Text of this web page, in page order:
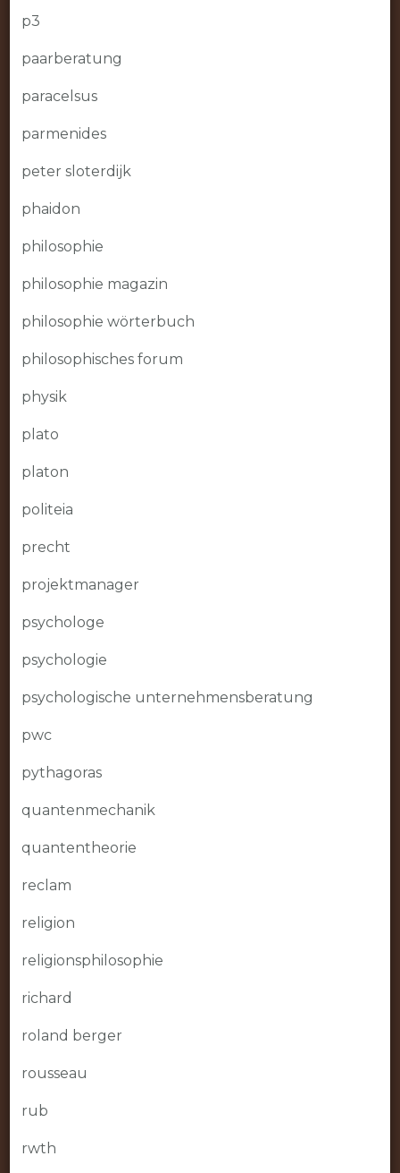
p3
paarberatung
paracelsus
parmenides
peter sloterdijk
phaidon
philosophie
philosophie magazin
philosophie wörterbuch
philosophisches forum
physik
plato
platon
politeia
precht
projektmanager
psychologe
psychologie
psychologische unternehmensberatung
pwc
pythagoras
quantenmechanik
quantentheorie
reclam
religion
religionsphilosophie
richard
roland berger
rousseau
rub
rwth